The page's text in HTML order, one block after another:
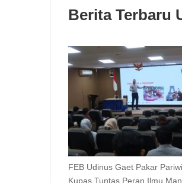
Berita Terbaru
FEB Udinus Gaet Pakar
Kupas Tuntas Peran Ilmu